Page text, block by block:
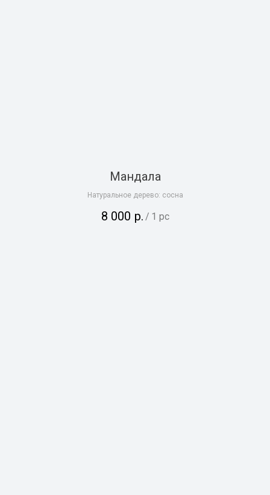
Мандала
Натуральное дерево: сосна
8 000 р. / 1 pc